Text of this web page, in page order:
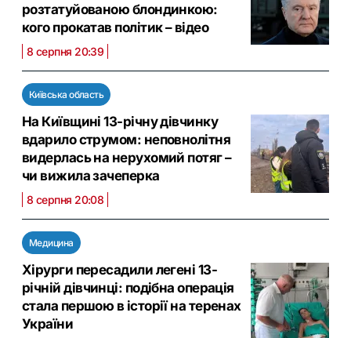
розтатуйованою блондинкою:
кого прокатав політик – відео
8 серпня 20:39
Київська область
На Київщині 13-річну дівчинку
вдарило струмом: неповнолітня
видерлась на нерухомий потяг –
чи вижила зачеперка
8 серпня 20:08
Медицина
Хірурги пересадили легені 13-
річній дівчинці: подібна операція
стала першою в історії на теренах
України